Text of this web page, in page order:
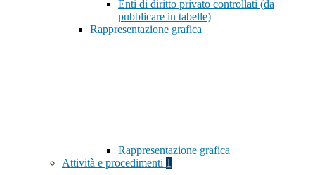
Enti di diritto privato controllati (da
pubblicare in tabelle)
Rappresentazione grafica
Rappresentazione grafica
Attività e procedimenti 1